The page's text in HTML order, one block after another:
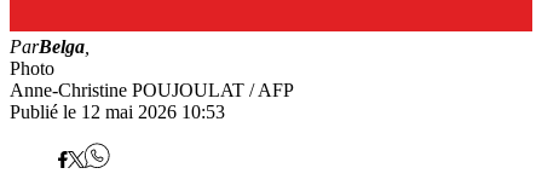
ParBelga
Photo
Anne-Christine POUJOULAT / AFP
Publié le 12 mai 2026 10:53